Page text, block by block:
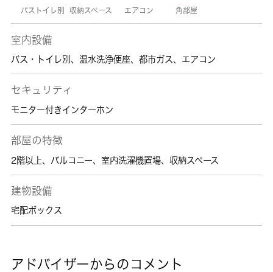
バストイレ別 収納スペース エアコン 角部屋
室内設備
バス・トイレ別 、 温水洗浄便座、 都市ガス、 エアコン
セキュリティ
モニター付きインターホン
部屋の特徴
2階以上、 バルコニー、 室内洗濯機置場、 収納スペース
建物設備
宅配ボックス
アドバイザーからのコメント